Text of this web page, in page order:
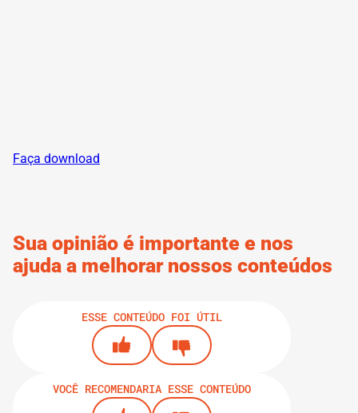
Faça download
Sua opinião é importante e nos
ajuda a melhorar nossos conteúdos
ESSE CONTEÚDO FOI ÚTIL
VOCÊ RECOMENDARIA ESSE CONTEÚDO